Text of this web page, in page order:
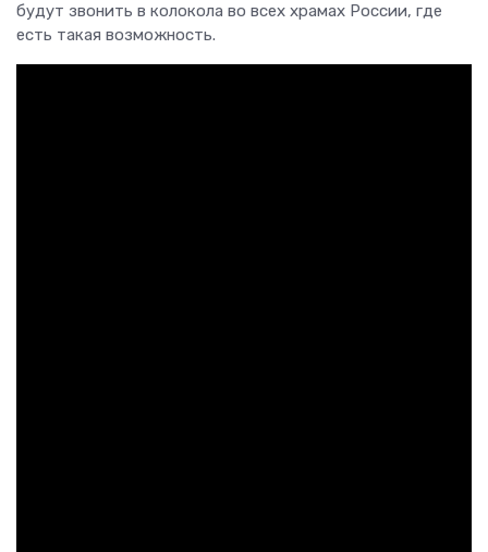
будут звонить в колокола во всех храмах России, где
есть такая возможность.